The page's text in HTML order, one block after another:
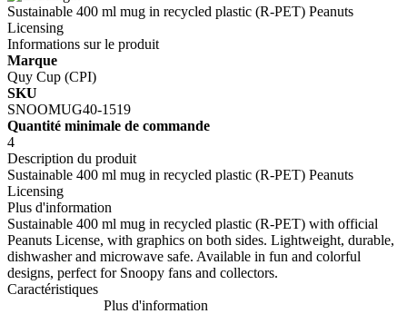
Sustainable 400 ml mug in recycled plastic (R-PET) Peanuts
Licensing
Informations sur le produit
Marque
Quy Cup (CPI)
SKU
SNOOMUG40-1519
Quantité minimale de commande
4
Description du produit
Sustainable 400 ml mug in recycled plastic (R-PET) Peanuts
Licensing
Plus d'information
Sustainable 400 ml mug in recycled plastic (R-PET) with official
Peanuts License, with graphics on both sides. Lightweight, durable,
dishwasher and microwave safe. Available in fun and colorful
designs, perfect for Snoopy fans and collectors.
Caractéristiques
Plus d'information